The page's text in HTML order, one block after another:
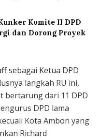
Komite II DPD
dan Dorong Proyek
sebagai Ketua DPD
langkah RU ini,
bertarung dari 11 DPD
DPD lama
Kota Ambon yang
Richard